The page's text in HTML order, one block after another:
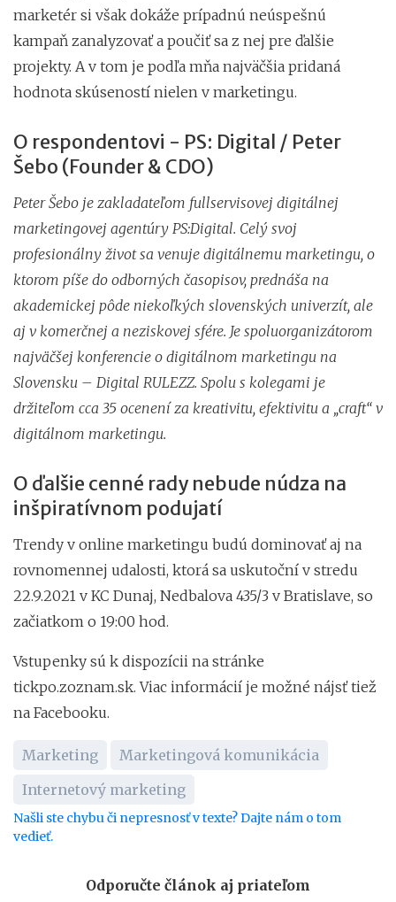
marketér si však dokáže prípadnú neúspešnú
kampaň zanalyzovať a poučiť sa z nej pre ďalšie
projekty. A v tom je podľa mňa najväčšia pridaná
hodnota skúseností nielen v marketingu.
O respondentovi - PS: Digital / Peter
Šebo (Founder & CDO)
Peter Šebo je zakladateľom fullservisovej digitálnej
marketingovej agentúry PS:Digital. Celý svoj
profesionálny život sa venuje digitálnemu marketingu, o
ktorom píše do odborných časopisov, prednáša na
akademickej pôde niekoľkých slovenských univerzít, ale
aj v komerčnej a neziskovej sfére. Je spoluorganizátorom
najväčšej konferencie o digitálnom marketingu na
Slovensku – Digital RULEZZ. Spolu s kolegami je
držiteľom cca 35 ocenení za kreativitu, efektivitu a „craft“ v
digitálnom marketingu.
O ďalšie cenné rady nebude núdza na
inšpiratívnom podujatí
Trendy v online marketingu budú dominovať aj na
rovnomennej udalosti, ktorá sa uskutoční v stredu
22.9.2021 v KC Dunaj, Nedbalova 435/3 v Bratislave, so
začiatkom o 19:00 hod.
Vstupenky sú k dispozícii na stránke
tickpo.zoznam.sk. Viac informácií je možné nájsť tiež
na Facebooku.
Marketing
Marketingová komunikácia
Internetový marketing
Našli ste chybu či nepresnosť v texte? Dajte nám o tom
vedieť.
Odporučte článok aj priateľom